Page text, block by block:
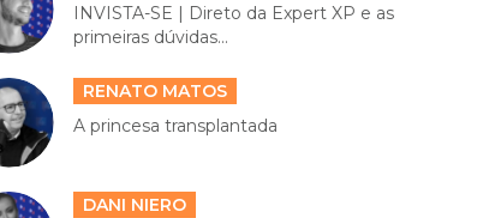
INVISTA-SE | Direto da Expert XP e as
primeiras dúvidas...
RENATO MATOS
A princesa transplantada
DANI NIERO